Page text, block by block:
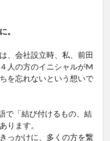
。
、会社設立時、私、前田
人の方のイニシャルがM
を忘れないという想いで
で「結び付けるもの、結
ります。
っかけに、多くの方を繋